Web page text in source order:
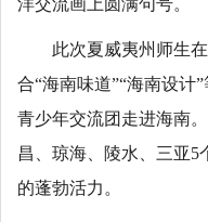
洋交流画上圆满句号。
此次夏威夷州师生
合“海南味道”“海南设计
青少年交流团走进海南
昌、琼海、陵水、三亚
的蓬勃活力。